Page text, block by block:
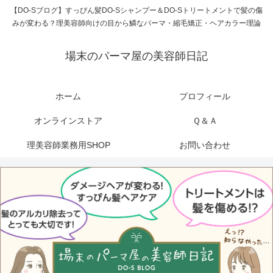
【DO-Sブログ】すっぴん髪DO-Sシャンプー＆DO-Sトリートメントで髪の傷
みが変わる？理美容師向けの目から鱗なパーマ・縮毛矯正・ヘアカラー理論
場末のパーマ屋の美容師日記
ホーム プロフィール
オンラインストア Ｑ＆Ａ
理美容師業務用SHOP お問い合わせ